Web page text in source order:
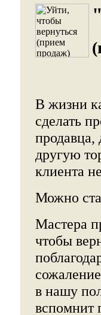
В жизни
сделать
продавца,
другую
клиента
Можно
Мастера
чтобы
в нашу
вспомнит